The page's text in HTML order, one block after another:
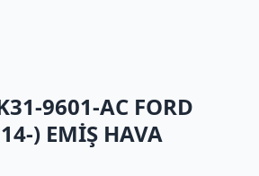
9601-AC FORD
) EMİŞ HAVA